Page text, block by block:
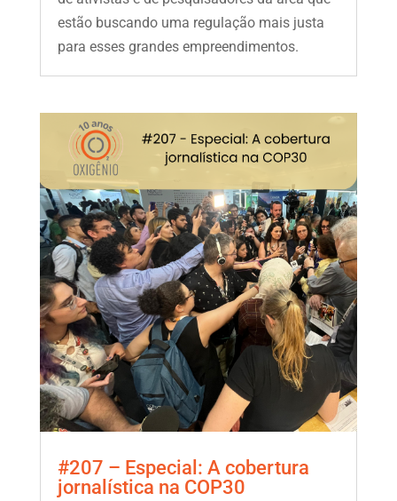
estão buscando uma regulação mais justa
para esses grandes empreendimentos.
#207 – Especial: A cobertura
jornalística na COP30